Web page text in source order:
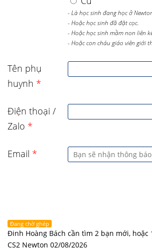
- Là học sinh đang học ở
- Hoặc học sinh đã đặt cọc.
- Hoặc học sinh mầm non liên
- Hoặc con cháu giáo viên giới
Tên phụ
huynh *
Điện thoại /
Zalo *
Email *
Đang chờ ghép
Đinh Hoàng Bách cần tìm 2 bạn mới, hoặc
CS2 Newton 02/08/2026